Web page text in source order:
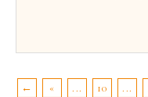
← « ... 10 ...